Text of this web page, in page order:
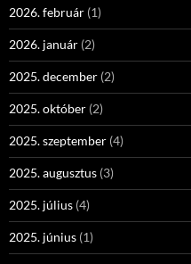
2026. február (1)
2026. január (2)
2025. december (2)
2025. október (2)
2025. szeptember (4)
2025. augusztus (3)
2025. július (4)
2025. június (1)